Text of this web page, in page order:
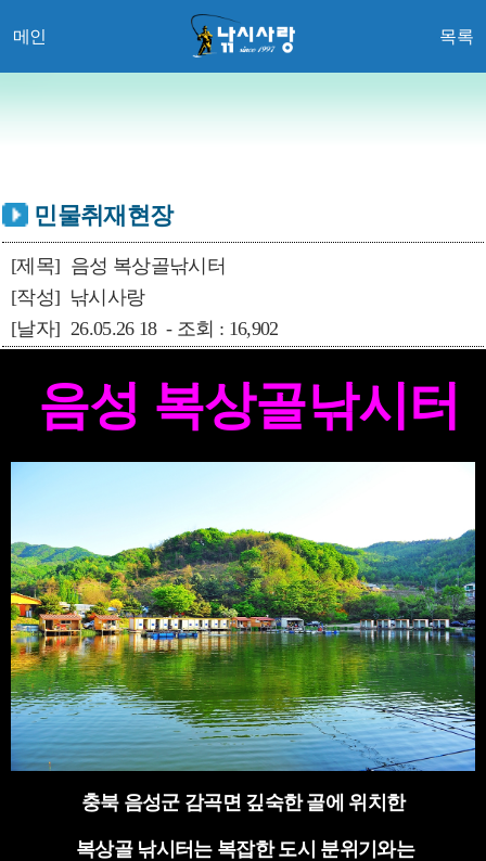
메인 목록
민물취재현장
[제목] 음성 복상골낚시터
[작성] 낚시사랑
[날자] 26.05.26 18 - 조회 : 16,902
음성 복상골낚시터
충북 음성군 감곡면 깊숙한 골에 위치한
복상골 낚시터는 복잡한 도시 분위기와는